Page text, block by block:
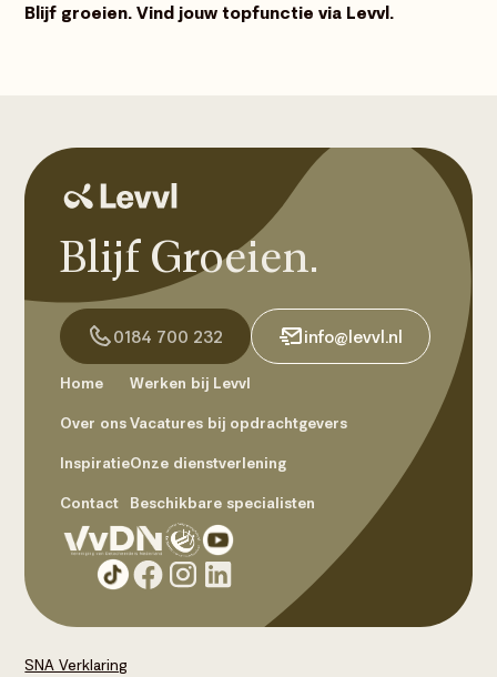
Blijf groeien. Vind jouw topfunctie via Levvl.
Blijf Groeien.
0184 700 232 info@levvl.nl
Home
Over ons
Inspiratie
Contact
Werken bij Levvl
Vacatures bij opdrachtgevers
Onze dienstverlening
Beschikbare specialisten
SNA Verklaring